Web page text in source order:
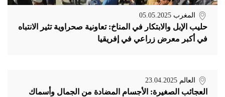
المغرب 05.05.2025
حليب الإبل والابتكار في المناخ: تعاونية صحراوية تثير الانتباه
في أكبر معرض زراعي في إفريقيا
العالم 23.04.2025
العجائب الصغيرة: الأجسام المضادة من الجمال وأسماك